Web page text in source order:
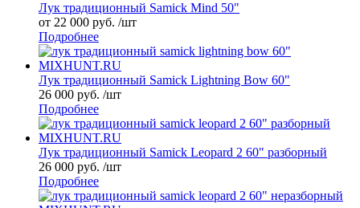
Лук традиционный Samick Mind 50"
от 22 000 руб. /шт
Подробнее
Лук традиционный Samick Lightning Bow 60"
26 000 руб. /шт
Подробнее
Лук традиционный Samick Leopard 2 60" разборный
26 000 руб. /шт
Подробнее